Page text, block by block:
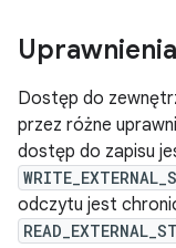
Uprawnienia
Dostęp do
przez różne
dostęp do zapisu
odczytu jest